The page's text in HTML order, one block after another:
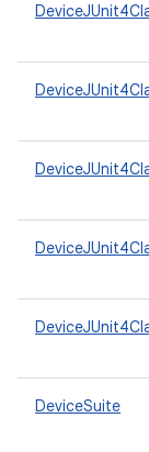
DeviceSuite